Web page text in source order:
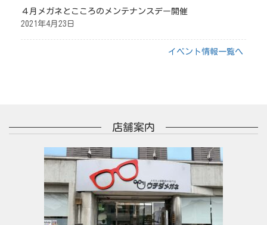
４月メガネとこころのメンテナンスデー開催
2021年4月23日
イベント情報一覧へ
店舗案内